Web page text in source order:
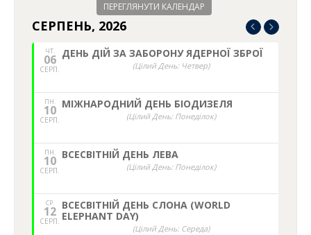
ПЕРЕГЛЯНУТИ КАЛЕНДАР
СЕРПЕНЬ, 2026
ЧТ.
06
СЕРП.
ДЕНЬ ДІЙ ЗА ЗАБОРОНУ ЯДЕРНОЇ ЗБРОЇ
(Цілий День: Четвер)
ПН.
10
СЕРП.
МІЖНАРОДНИЙ ДЕНЬ БІОДИЗЕЛЯ
(Цілий День: Понеділок)
ПН.
10
СЕРП.
ВСЕСВІТНІЙ ДЕНЬ ЛЕВА
(Цілий День: Понеділок)
СР.
12
СЕРП.
ВСЕСВІТНІЙ ДЕНЬ СЛОНА (WORLD
ELEPHANT DAY)
(Цілий День: Середа)